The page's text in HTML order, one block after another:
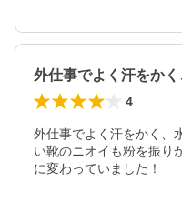
4
外仕事でよく汗をかく、
い靴のニオイも粉を振り
に変わっていました！